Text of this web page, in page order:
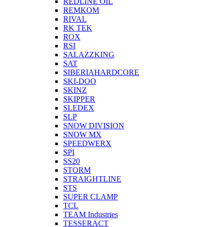
REMKOM
RIVAL
RK TEK
ROX
RSI
SALAZZKING
SAT
SIBERIAHARDCORE
SKI-DOO
SKINZ
SKIPPER
SLEDEX
SLP
SNOW DIVISION
SNOW MX
SPEEDWERX
SPI
SS20
STORM
STRAIGHTLINE
STS
SUPER CLAMP
TCL
TEAM Industries
TESSERACT